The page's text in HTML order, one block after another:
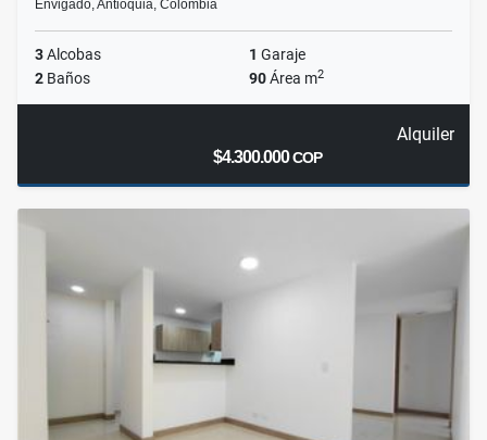
Envigado, Antioquia, Colombia
3Alcobas 1 Garaje
2 Baños 90Área m2
Alquiler
$4.300.000COP